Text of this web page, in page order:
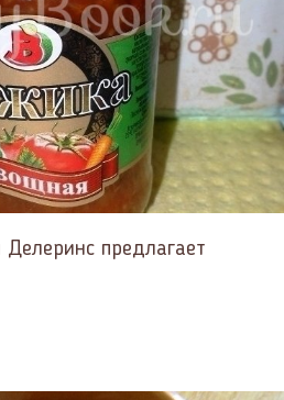
Делеринс предлагает